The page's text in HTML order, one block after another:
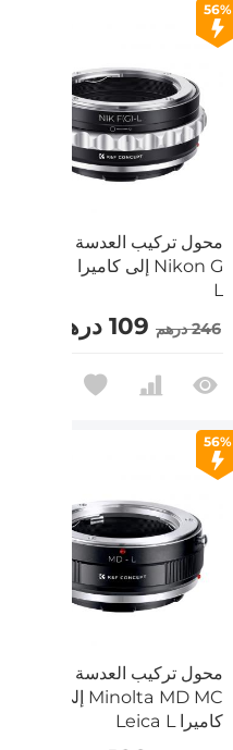
56%
محول تركيب العدسة
L
246 درهم 109 درهم
56%
محول تركيب العدسة
Minolta MD MC إلى
كاميرا Leica L